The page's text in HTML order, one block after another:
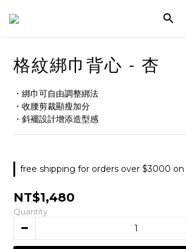
格紋綁巾背心 - 杏
・綁巾可自由調整綁法
・收腰剪裁顯瘦加分
・斜襬設計增添造型感
free shipping for orders over $3000
NT$1,480
Quantity